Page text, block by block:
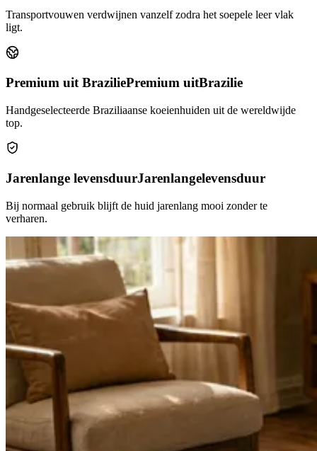
Transportvouwen verdwijnen vanzelf zodra het soepele leer vlak
ligt.
Premium uit BraziliePremium uitBrazilie
Handgeselecteerde Braziliaanse koeienhuiden uit de wereldwijde
top.
Jarenlange levensduurJarenlangelevensduur
Bij normaal gebruik blijft de huid jarenlang mooi zonder te
verharen.